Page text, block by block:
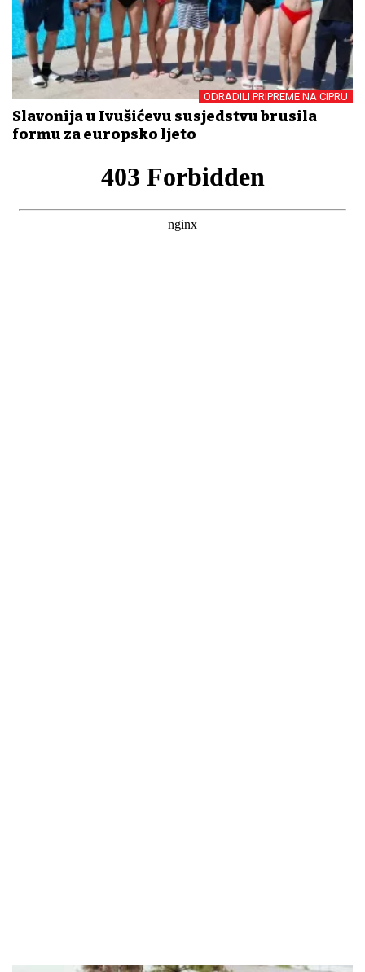
ODRADILI PRIPREME NA CIPRU
Slavonija u Ivušićevu susjedstvu brusila
formu za europsko ljeto